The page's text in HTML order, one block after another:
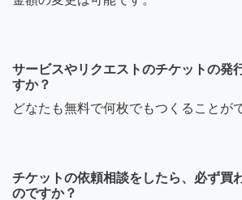
サービスやリクエストのチケットの発
すか？
どなたも無料で何枚でもつくることが
チケットの依頼相談をしたら、必ず買
のですか？